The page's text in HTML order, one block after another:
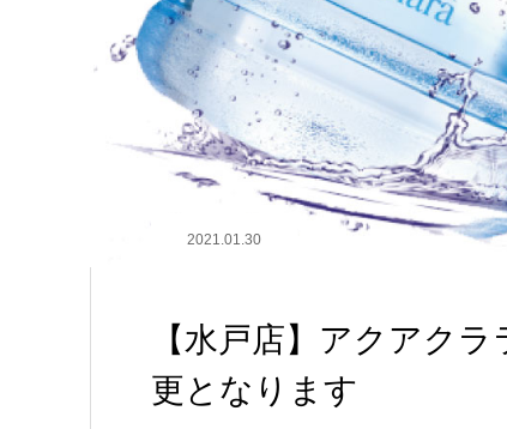
2021.01.30
【水戸店】アクアク
更となります